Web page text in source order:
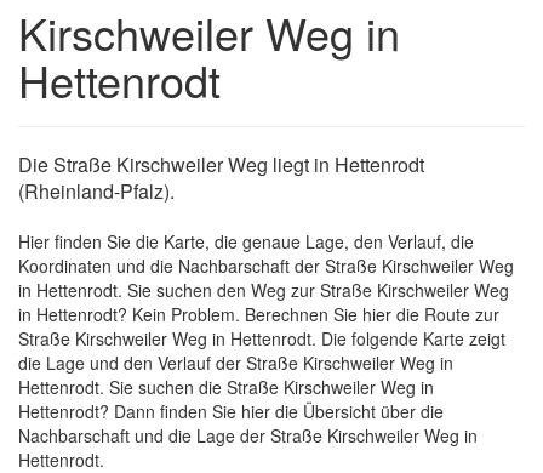
Kirschweiler Weg in
Hettenrodt
Die Straße Kirschweiler Weg liegt in Hettenrodt
(Rheinland-Pfalz).
Hier finden Sie die Karte, die genaue Lage, den Verlauf, die
Koordinaten und die Nachbarschaft der Straße Kirschweiler Weg
in Hettenrodt. Sie suchen den Weg zur Straße Kirschweiler Weg
in Hettenrodt? Kein Problem. Berechnen Sie hier die Route zur
Straße Kirschweiler Weg in Hettenrodt. Die folgende Karte zeigt
die Lage und den Verlauf der Straße Kirschweiler Weg in
Hettenrodt. Sie suchen die Straße Kirschweiler Weg in
Hettenrodt? Dann finden Sie hier die Übersicht über die
Nachbarschaft und die Lage der Straße Kirschweiler Weg in
Hettenrodt.